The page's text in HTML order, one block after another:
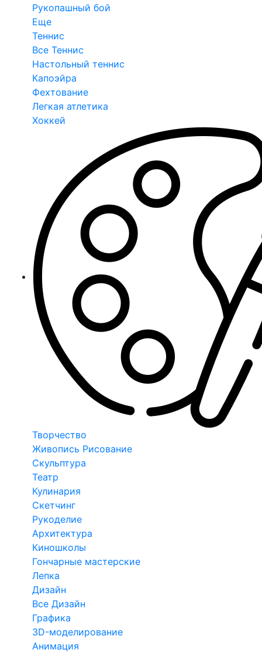
Рукопашный бой
Еще
Теннис
Все Теннис
Настольный теннис
Капоэйра
Фехтование
Легкая атлетика
Хоккей
Творчество
Живопись Рисование
Скульптура
Театр
Кулинария
Скетчинг
Рукоделие
Архитектура
Киношколы
Гончарные мастерские
Лепка
Дизайн
Все Дизайн
Графика
3D-моделирование
Анимация